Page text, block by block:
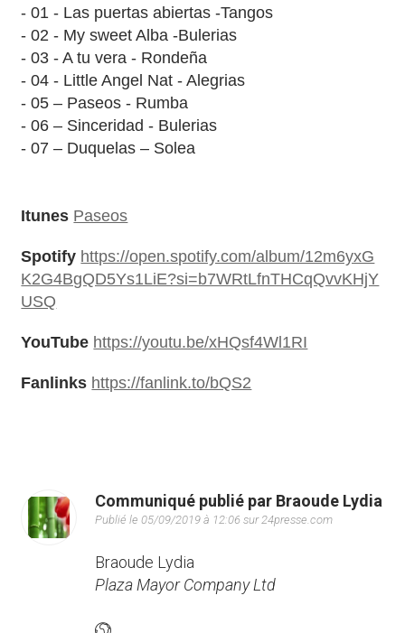
- 01 - Las puertas abiertas -Tangos
- 02 - My sweet Alba -Bulerias
- 03 - A tu vera - Rondeña
- 04 - Little Angel Nat - Alegrias
- 05 – Paseos - Rumba
- 06 – Sinceridad - Bulerias
- 07 – Duquelas – Solea
Itunes Paseos
Spotify https://open.spotify.com/album/12m6yxG
K2G4BgQD5Ys1LiE?si=b7WRtLfnTHCqQvvKHjY
USQ
YouTube https://youtu.be/xHQsf4Wl1RI
Fanlinks https://fanlink.to/bQS2
Communiqué publié par Braoude Lydia
Publié le 05/09/2019 à 12:06 sur 24presse.com
Braoude Lydia
Plaza Mayor Company Ltd